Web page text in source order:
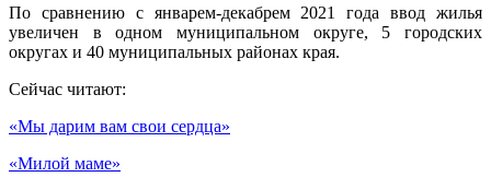
По сравнению с январем-декабрем 2021 года ввод жилья
увеличен в одном муниципальном округе, 5 городских
округах и 40 муниципальных районах края.
Сейчас читают:
«Мы дарим вам свои сердца»
«Милой маме»